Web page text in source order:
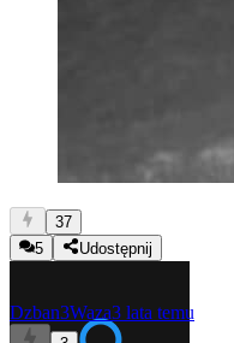
37
5
Udostępnij
Dzban3Waza3 lata temu